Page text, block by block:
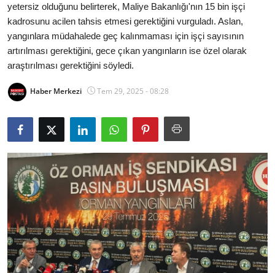
Sivil Toplum Kuruluşları
Kamu Kurumları ve Üst Kurullar
Resmi Reklamlar
yetersiz olduğunu belirterek, Maliye Bakanlığı'nın 15 bin işçi
kadrosunu acilen tahsis etmesi gerektiğini vurguladı. Aslan,
yangınlara müdahalede geç kalınmaması için işçi sayısının
artırılması gerektiğini, gece çıkan yangınların ise özel olarak
araştırılması gerektiğini söyledi.
Haber Merkezi Tem 29, 2025 - 08:28